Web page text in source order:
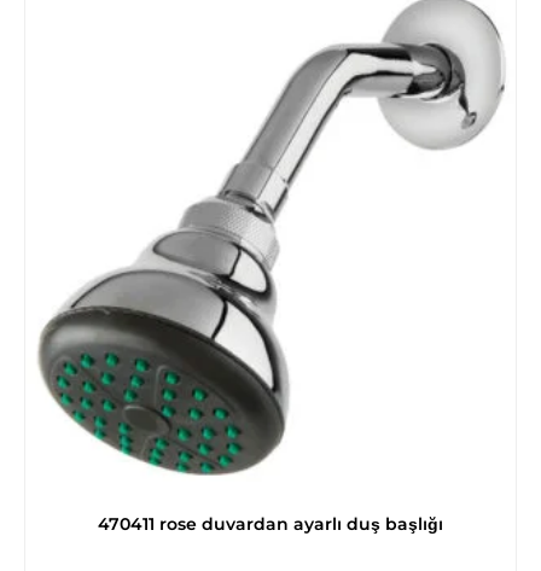
470411 rose duvardan ayarlı duş başlığı